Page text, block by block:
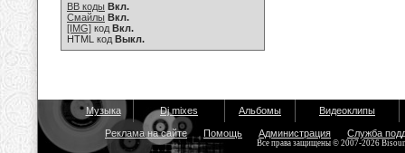
BB коды Вкл.
Смайлы Вкл.
[IMG] код Вкл.
HTML код Выкл.
Музыка Dj mixes Альбомы Видеоклипы
Реклама на сайте Помощь Администрация Служба
Все права защищены © 2007-2026